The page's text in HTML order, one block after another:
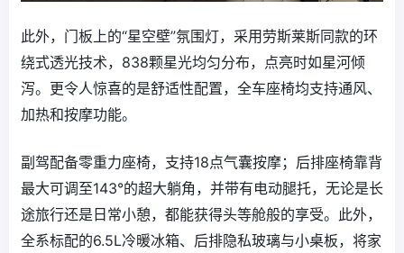
此外，门板上的“星空壁”氛围灯‌，采用劳斯莱斯同款的环
绕式透光技术，838颗星光均匀分布，点亮时如星河倾
泻。更令人惊喜的是舒适性配置，‌全车座椅均支持通风、
加热和按摩功能‌。
副驾配备零重力座椅，支持18点气囊按摩；后排座椅靠背
最大可调至‌143°‌的超大躺角，并带有电动腿托，无论是长
途旅行还是日常小憩，都能获得头等舱般的享受。此外，
全系标配的‌6.5L冷暖冰箱、后排隐私玻璃与小桌板‌，将家